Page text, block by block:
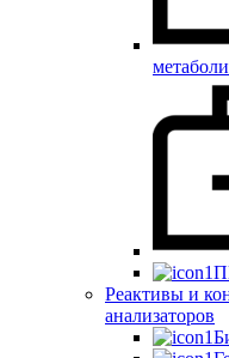
Реактивы и
анализаторов